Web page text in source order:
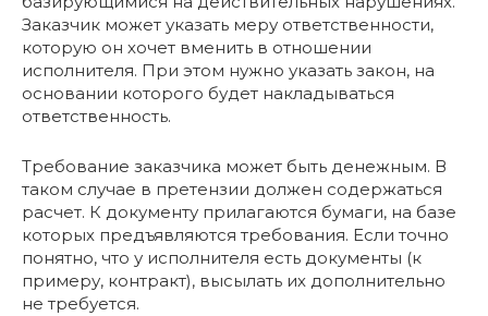
Заказчик может указать меру ответственности,
которую он хочет вменить в отношении
исполнителя. При этом нужно указать закон, на
основании которого будет накладываться
ответственность.
Требование заказчика может быть денежным. В
таком случае в претензии должен содержаться
расчет. К документу прилагаются бумаги, на базе
которых предъявляются требования. Если точно
понятно, что у исполнителя есть документы (к
примеру, контракт), высылать их дополнительно
не требуется.